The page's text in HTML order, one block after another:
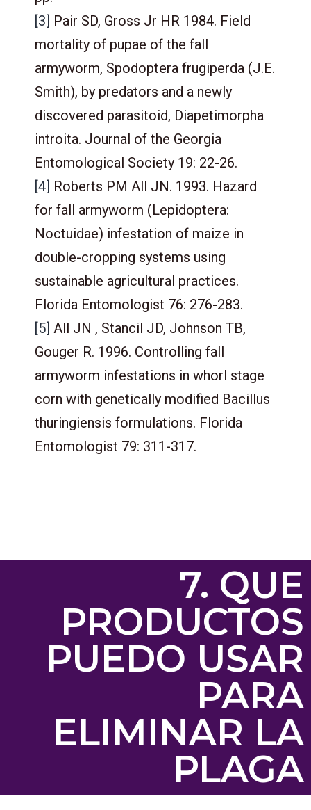
[3]
Pair SD, Gross Jr HR 1984. Field
mortality of pupae of the fall
armyworm, Spodoptera frugiperda (J.E.
Smith), by predators and a newly
discovered parasitoid, Diapetimorpha
introita. Journal of the Georgia
Entomological Society 19: 22-26.
[4] Roberts PM All JN. 1993. Hazard
for fall armyworm (Lepidoptera:
Noctuidae) infestation of maize in
double-cropping systems using
sustainable agricultural practices.
Florida Entomologist 76: 276-283.
[5] All JN , Stancil JD, Johnson TB,
Gouger R. 1996. Controlling fall
armyworm infestations in whorl stage
corn with genetically modified Bacillus
thuringiensis formulations. Florida
Entomologist 79: 311-317.
7. QUE
PRODUCTOS
PUEDO USAR
PARA
ELIMINAR LA
PLAGA